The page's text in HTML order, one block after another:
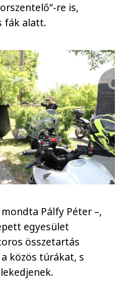
re is,
fák alatt.
Pálfy Péter –,
egyesület
összetartás
közös túrákat, s